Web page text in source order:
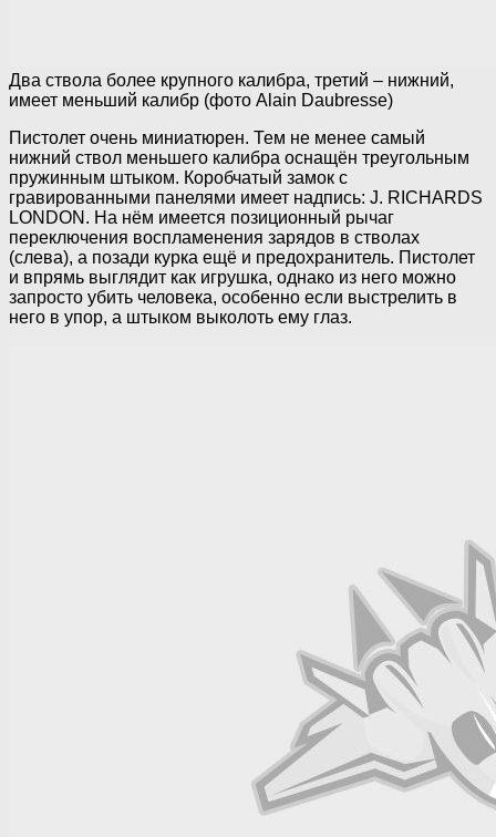
Два ствола более крупного калибра, третий – нижний,
имеет меньший калибр (фото Alain Daubresse)
Пистолет очень миниатюрен. Тем не менее самый
нижний ствол меньшего калибра оснащён треугольным
пружинным штыком. Коробчатый замок с
гравированными панелями имеет надпись: J. RICHARDS
LONDON. На нём имеется позиционный рычаг
переключения воспламенения зарядов в стволах
(слева), а позади курка ещё и предохранитель. Пистолет
и впрямь выглядит как игрушка, однако из него можно
запросто убить человека, особенно если выстрелить в
него в упор, а штыком выколоть ему глаз.